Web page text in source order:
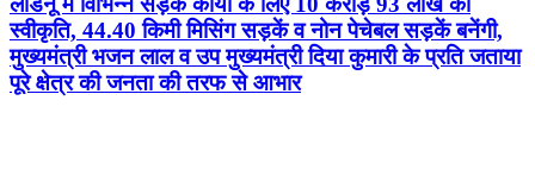
स्वीकृति, 44.40 किमी मिसिंग सड़कें व नोन पेचेबल सड़कें बनेंगी,
मुख्यमंत्री भजन लाल व उप मुख्यमंत्री दिया कुमारी के प्रति जताया
पूरे क्षेत्र की जनता की तरफ से आभार